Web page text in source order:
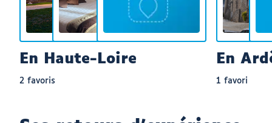
En Haute-Loire
2 favoris
En
1 favori